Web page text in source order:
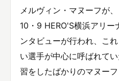
メルヴィン・マヌーフが
10・9 HERO'S横浜アリー
ンタビューが行われ、こ
い選手が中心に呼ばれて
習をしたばかりのマヌー